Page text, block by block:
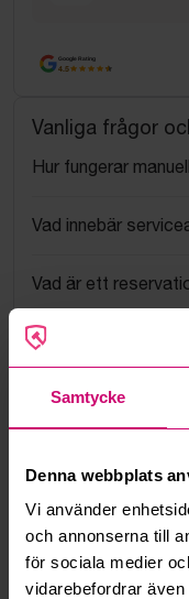
Samtycke
Denna webbplats
Vi använder
och annonserna till
för sociala medier
vidarebefordrar
Google Rating
4.5
Vanliga frågor
Hur fungerar
Vad innebär
Vad är ett
Hur fungerar
Hur fungerar
Kan ni frakta mina
Läs